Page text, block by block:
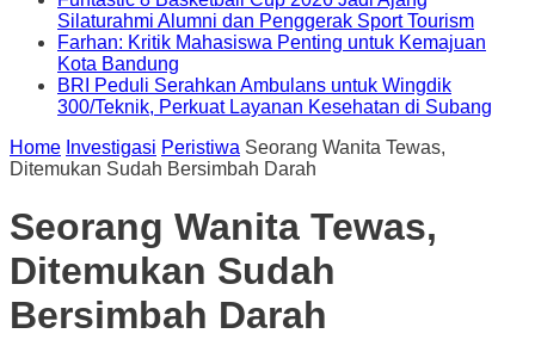
Silaturahmi Alumni dan Penggerak Sport Tourism
Farhan: Kritik Mahasiswa Penting untuk Kemajuan
Kota Bandung
BRI Peduli Serahkan Ambulans untuk Wingdik
300/Teknik, Perkuat Layanan Kesehatan di Subang
Home Investigasi Peristiwa Seorang Wanita Tewas,
Ditemukan Sudah Bersimbah Darah
Seorang Wanita Tewas,
Ditemukan Sudah
Bersimbah Darah